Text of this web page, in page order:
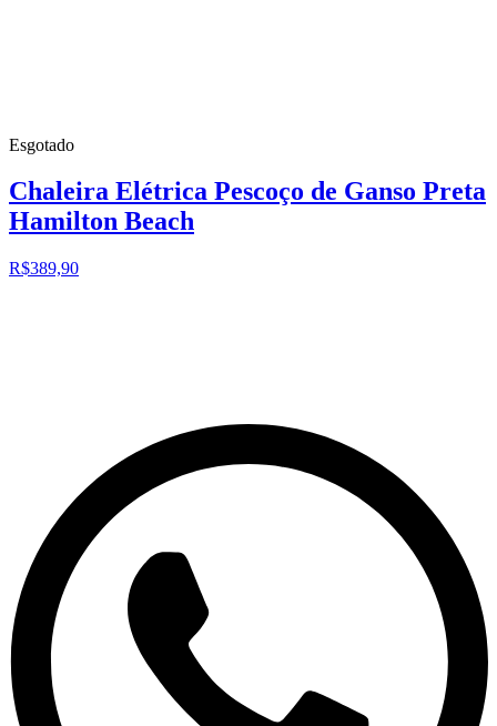
Esgotado
Chaleira Elétrica Pescoço de Ganso Preta
Hamilton Beach
R$389,90